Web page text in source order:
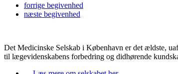
forrige begivenhed
næste begivenhed
Det Medicinske Selskab i København er det ældste,
til lægevidenskabens forbedring og didhørende